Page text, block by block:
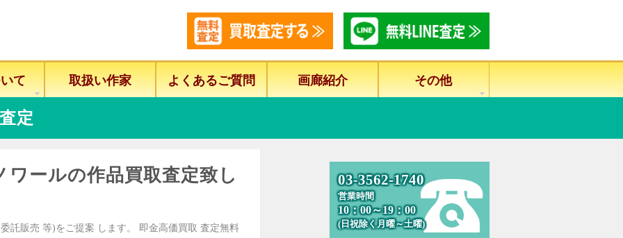
て 取扱い作家 よくあるご質問 画廊紹介 その他
定
ールの作品買取査定致し
託販売 等)をご提案 します。 即金高価買取 査定無料
03-3562-1740
営業時間
10：00～19：00
(日祝除く月曜～土曜)